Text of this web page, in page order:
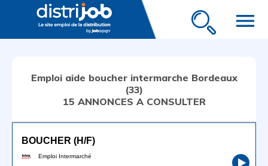
menu
Emploi aide boucher intermarche Bordeaux
(33)
15 ANNONCES A CONSULTER
BOUCHER (H/F)
Emploi Intermarché